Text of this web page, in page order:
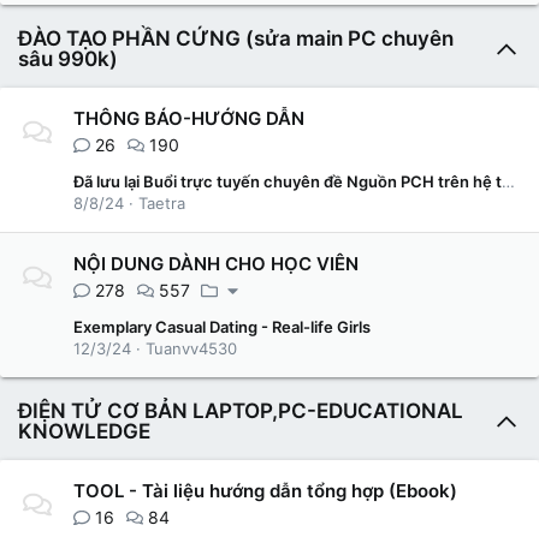
ĐÀO TẠO PHẦN CỨNG (sửa main PC chuyên
sâu 990k)
THÔNG BÁO-HƯỚNG DẪN
26 190
Đã lưu lại Buổi trực tuyến chuyên đề Nguồn PCH trên hệ thống elearning
8/8/24
Taetra
NỘI DUNG DÀNH CHO HỌC VIÊN
278 557
Exemplary Сasual Dating - Real-life Girls
12/3/24
Tuanvv4530
ĐIỆN TỬ CƠ BẢN LAPTOP,PC-EDUCATIONAL
KNOWLEDGE
TOOL - Tài liệu hướng dẫn tổng hợp (Ebook)
16 84